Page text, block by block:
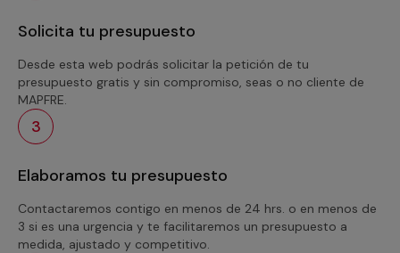
Solicita tu presupuesto
Desde esta web podrás solicitar la petición de tu
presupuesto gratis y sin compromiso, seas o no cliente de
MAPFRE.
3
Elaboramos tu presupuesto
Contactaremos contigo en menos de 24 hrs. o en menos de
3 si es una urgencia y te facilitaremos un presupuesto a
medida, ajustado y competitivo.